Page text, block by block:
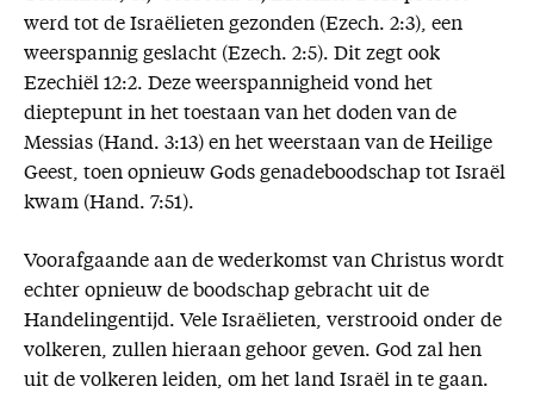
werd tot de Israëlieten gezonden (Ezech. 2:3), een
weerspannig geslacht (Ezech. 2:5). Dit zegt ook
Ezechiël 12:2. Deze weerspannigheid vond het
dieptepunt in het toestaan van het doden van de
Messias (Hand. 3:13) en het weerstaan van de Heilige
Geest, toen opnieuw Gods genadeboodschap tot Israël
kwam (Hand. 7:51).
Voorafgaande aan de wederkomst van Christus wordt
echter opnieuw de boodschap gebracht uit de
Handelingentijd. Vele Israëlieten, verstrooid onder de
volkeren, zullen hieraan gehoor geven. God zal hen
uit de volkeren leiden, om het land Israël in te gaan.